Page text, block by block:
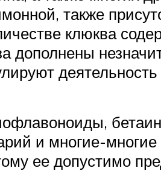
также
клюква
дополнены
и многие-
ее допустимо